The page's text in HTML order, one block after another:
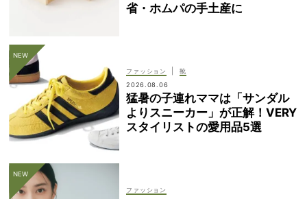
省・ホムパの手土産に
ファッション
靴
2026.08.06
猛暑の子連れママは「サンダル
よりスニーカー」が正解！VERY
スタイリストの愛用品5選
ファッション